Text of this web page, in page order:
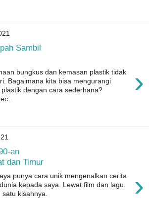
Sambil
›
bungkus dan kemasan plastik tidak
Bagaimana kita bisa mengurangi
dengan cara sederhana?
an
dan Timur
›
punya cara unik mengenalkan cerita
kepada saya. Lewat film dan lagu.
satu kisahnya.